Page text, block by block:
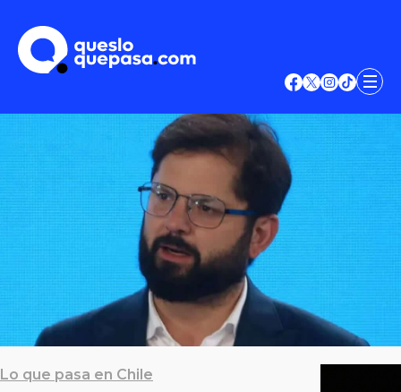
Lo que pasa en Chile